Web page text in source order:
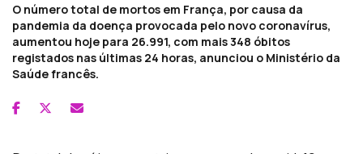
O número total de mortos em França, por causa da
pandemia da doença provocada pelo novo coronavírus,
aumentou hoje para 26.991, com mais 348 óbitos
registados nas últimas 24 horas, anunciou o Ministério da
Saúde francês.